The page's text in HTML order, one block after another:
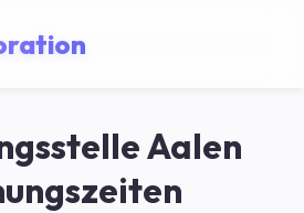
Aalen